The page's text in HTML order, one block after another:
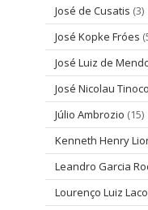
José de Cusatis (3)
José Kopke Fróes
José Luiz de
José Nicolau
Júlio Ambrozio (15)
Kenneth Henry
Leandro Garcia
Lourenço Luiz